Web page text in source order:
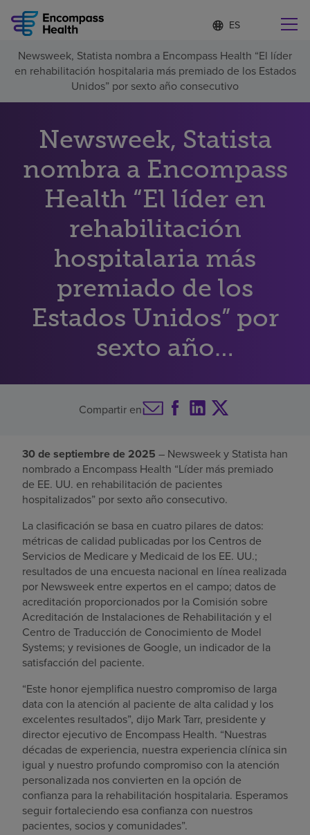
Lista
de
idiomas
contraída
d
o
m
a
e
c
c
i
n
d
Encuentre una localidad cerca de usted
Por qué debe elegirnos
Servicios de rehabilitación
Recursos de salud
Acerca de nosotros
Inversores
Newsweek, Statista nombra a Encompass Health “El líder
en rehabilitación hospitalaria más premiado de los Estados
Unidos” por sexto año consecutivo
Newsweek, Statista
nombra a Encompass
Health “El líder en
rehabilitación
hospitalaria más
premiado de los
Estados Unidos” por
sexto año
consecutivo
Compartir en
30 de septiembre de 2025 – Newsweek y Statista han
nombrado a Encompass Health “Líder más premiado
de EE. UU. en rehabilitación de pacientes
hospitalizados” por sexto año consecutivo.
La clasificación se basa en cuatro pilares de datos:
métricas de calidad publicadas por los Centros de
Servicios de Medicare y Medicaid de los EE. UU.;
resultados de una encuesta nacional en línea realizada
por Newsweek entre expertos en el campo; datos de
acreditación proporcionados por la Comisión sobre
Acreditación de Instalaciones de Rehabilitación y el
Centro de Traducción de Conocimiento de Model
Systems; y revisiones de Google, un indicador de la
satisfacción del paciente.
“Este honor ejemplifica nuestro compromiso de larga
data con la atención al paciente de alta calidad y los
excelentes resultados”, dijo Mark Tarr, presidente y
director ejecutivo de Encompass Health. “Nuestras
décadas de experiencia, nuestra experiencia clínica sin
igual y nuestro profundo compromiso con la atención
personalizada nos convierten en la opción de
confianza para la rehabilitación hospitalaria. Esperamos
seguir fortaleciendo esa confianza con nuestros
pacientes, socios y comunidades”.